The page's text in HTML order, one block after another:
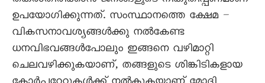
ഉപയോഗിക്കുന്നത്. സംസ്ഥാനത്തെ ക്ഷേമ –
വികസനാവശ്യങ്ങൾക്കു നൽകേണ്ട
ധനവിഭവങ്ങൾപോലും ഇങ്ങനെ വഴിമാറ്റി
ചെലവഴിക്കുകയാണ്, തങ്ങളുടെ ശിങ്കിടികളായ